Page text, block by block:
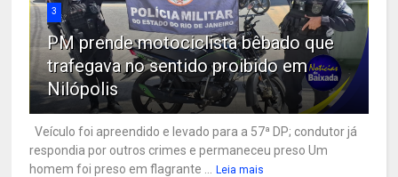
3
PM prende motociclista bêbado que
trafegava no sentido proibido em
Nilópolis
Veículo foi apreendido e levado para a 57ª DP; condutor já
respondia por outros crimes e permaneceu preso Um
homem foi preso em flagrante ...
Leia mais